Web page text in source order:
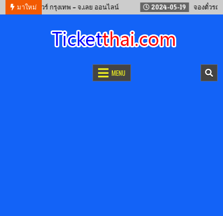
มาใหม่
จองรถทัวร์ กรุงเทพ – จ.เลย ออนไลน์ 2024-05-19 จองตั๋วรถไฟจีน
MENU